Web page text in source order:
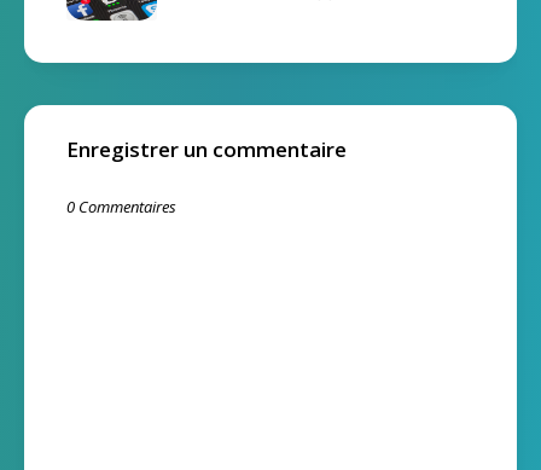
Enregistrer un commentaire
0 Commentaires